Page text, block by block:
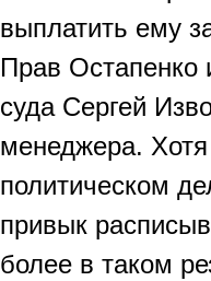
выплатить ему
Прав Остапенко
суда Сергей
менеджера.
политическом
привык
более в таком